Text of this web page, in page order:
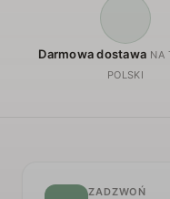
Darmowa dostawa NA
POLSKI
ZADZWOŃ